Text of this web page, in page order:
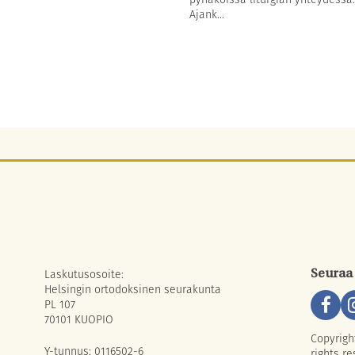
Ajank...
Laskutusosoite:
Helsingin ortodoksinen seurakunta
PL 107
70101 KUOPIO
Y-tunnus: 0116502-6